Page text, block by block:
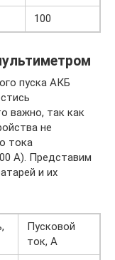
100
пуска АКБ
важно, так как
не
тока
А). Представим
и их
Пусковой
ток, А